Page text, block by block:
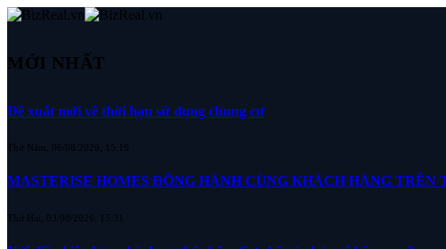
MỚI NHẤT
Đề xuất mới về thời hạn sử dụng chung cư
Thứ Năm, 06/08/2026, 15:19
MASTERISE HOMES ĐỒNG HÀNH CÙNG KHÁCH HÀNG
Thứ Hai, 03/08/2026, 15:31